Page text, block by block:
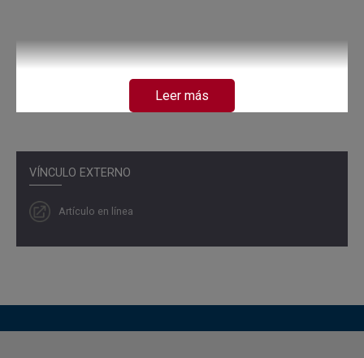
VÍNCULO EXTERNO
Artículo en línea
Leer más